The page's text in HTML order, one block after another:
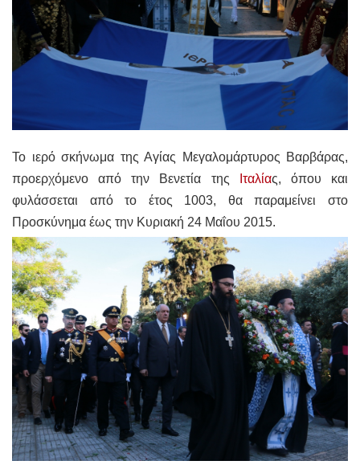
Το ιερό σκήνωμα της Αγίας Μεγαλομάρτυρος Βαρβάρας,
προερχόμενο από την Βενετία της
Ιταλίας, όπου και
φυλάσσεται από το έτος 1003, θα παραμείνει στο
Προσκύνημα έως την Κυριακή 24 Μαΐου 2015.